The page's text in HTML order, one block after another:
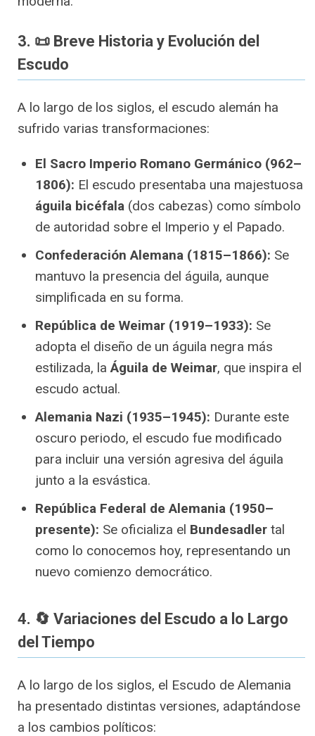
3. 📜 Breve Historia y Evolución del
Escudo
A lo largo de los siglos, el escudo alemán ha
sufrido varias transformaciones:
El Sacro Imperio Romano Germánico (962–
1806): El escudo presentaba una majestuosa
águila bicéfala (dos cabezas) como símbolo
de autoridad sobre el Imperio y el Papado.
Confederación Alemana (1815–1866): Se
mantuvo la presencia del águila, aunque
simplificada en su forma.
República de Weimar (1919–1933): Se
adopta el diseño de un águila negra más
estilizada, laÁguila de Weimar, que inspira el
escudo actual.
Alemania Nazi (1935–1945): Durante este
oscuro periodo, el escudo fue modificado
para incluir una versión agresiva del águila
junto a la esvástica.
República Federal de Alemania (1950–
presente): Se oficializa el Bundesadler tal
como lo conocemos hoy, representando un
nuevo comienzo democrático.
4. 🔄 Variaciones del Escudo a lo Largo
del Tiempo
A lo largo de los siglos, el Escudo de Alemania
ha presentado distintas versiones, adaptándose
a los cambios políticos: